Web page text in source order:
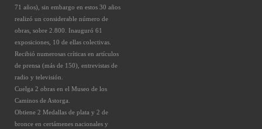
71 años), sin embargo en estos 30 años
realizó un considerable número de
obras, sobre 2.800. Inauguró 61
exposiciones, 10 de ellas colectivas.
Recibió numerosas críticas en artículos
de prensa (más de 150), entrevistas de
radio y televisión.
Cuelga 2 obras en el Museo de los
Caminos de Astorga.
Obtiene 2 Medallas de plata y 2 de
bronce en certámenes nacionales y